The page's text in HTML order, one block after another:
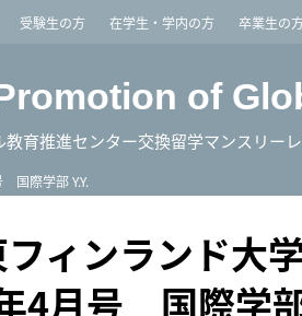
受験生の方 在学生・学内の方 卒業生の
of
教育推進センター交換留学マンスリー
国際学部 Y.Y.
ィンランド大
4月号 国際学部